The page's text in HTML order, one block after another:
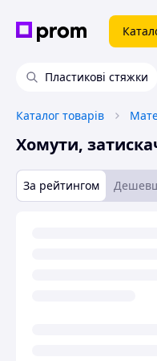
Пластикові стяжки
Каталог товарів
Хомути,
За рейтингом